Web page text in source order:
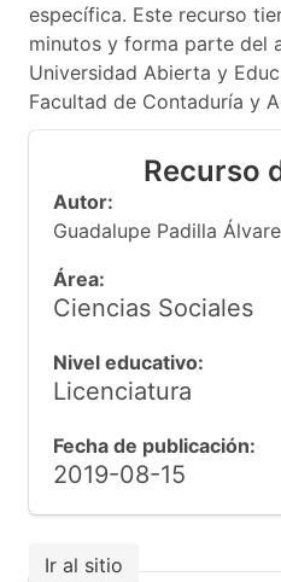
específica. Este recurso
minutos y forma parte del
Universidad Abierta y
Facultad de Contaduría y
Recurso
Autor:
Guadalupe Padilla
Área:
Ciencias Sociales
Nivel educativo:
Licenciatura
Fecha de publicación:
2019-08-15
Ir al sitio